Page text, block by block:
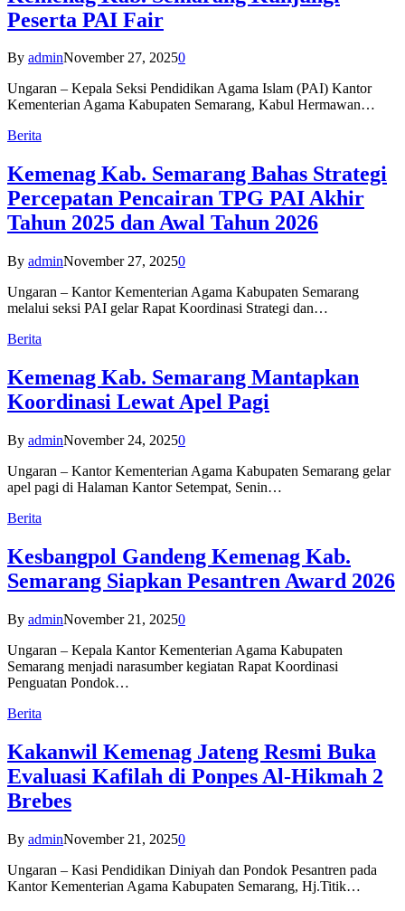
Peserta PAI Fair
By adminNovember 27, 20250
Ungaran – Kepala Seksi Pendidikan Agama Islam (PAI) Kantor
Kementerian Agama Kabupaten Semarang, Kabul Hermawan…
Berita
Kemenag Kab. Semarang Bahas Strategi
Percepatan Pencairan TPG PAI Akhir
Tahun 2025 dan Awal Tahun 2026
By adminNovember 27, 20250
Ungaran – Kantor Kementerian Agama Kabupaten Semarang
melalui seksi PAI gelar Rapat Koordinasi Strategi dan…
Berita
Kemenag Kab. Semarang Mantapkan
Koordinasi Lewat Apel Pagi
By adminNovember 24, 20250
Ungaran – Kantor Kementerian Agama Kabupaten Semarang gelar
apel pagi di Halaman Kantor Setempat, Senin…
Berita
Kesbangpol Gandeng Kemenag Kab.
Semarang Siapkan Pesantren Award 2026
By adminNovember 21, 20250
Ungaran – Kepala Kantor Kementerian Agama Kabupaten
Semarang menjadi narasumber kegiatan Rapat Koordinasi
Penguatan Pondok…
Berita
Kakanwil Kemenag Jateng Resmi Buka
Evaluasi Kafilah di Ponpes Al-Hikmah 2
Brebes
By adminNovember 21, 20250
Ungaran – Kasi Pendidikan Diniyah dan Pondok Pesantren pada
Kantor Kementerian Agama Kabupaten Semarang, Hj.Titik…